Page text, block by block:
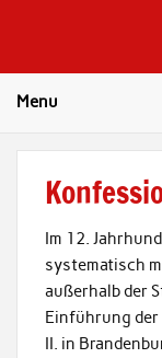
Menu
Im 12.
systematisch
außerhalb der
Einführung
II. in